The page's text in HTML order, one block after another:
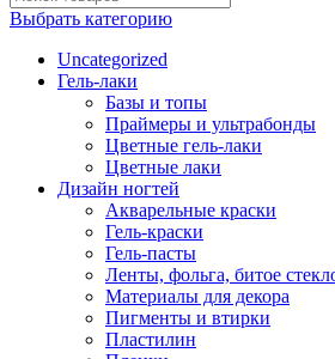
Выбрать категорию
Uncategorized
Гель-лаки
Базы и топы
Праймеры и ультрабонды
Цветные гель-лаки
Цветные лаки
Дизайн ногтей
Акварельные краски
Гель-краски
Гель-пасты
Ленты, фольга, битое
Материалы для декора
Пигменты и втирки
Пластилин